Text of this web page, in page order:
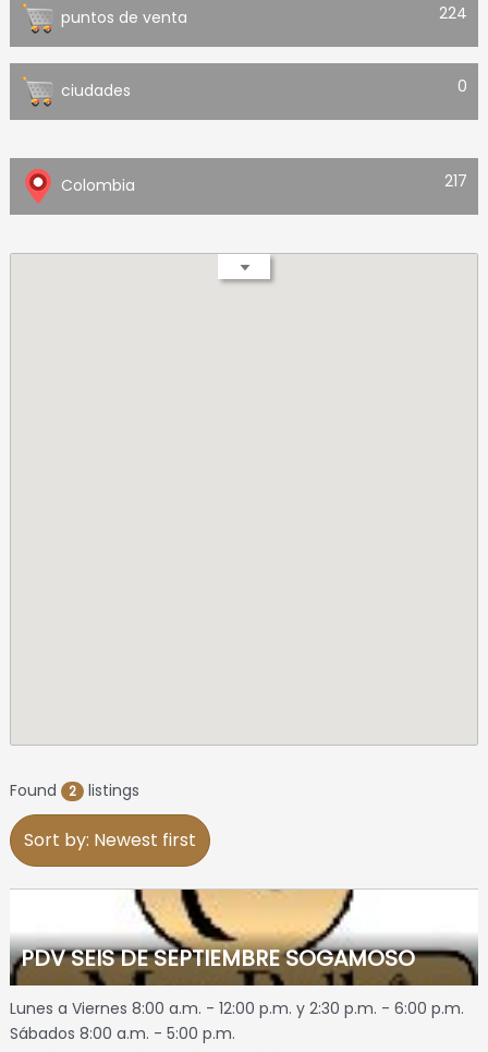
puntos de venta 224
ciudades 0
Colombia 217
Found 2 listings
Sort by: Newest first
PDV SEIS DE SEPTIEMBRE SOGAMOSO
Lunes a Viernes 8:00 a.m. - 12:00 p.m. y 2:30 p.m. - 6:00 p.m.
Sábados 8:00 a.m. - 5:00 p.m.